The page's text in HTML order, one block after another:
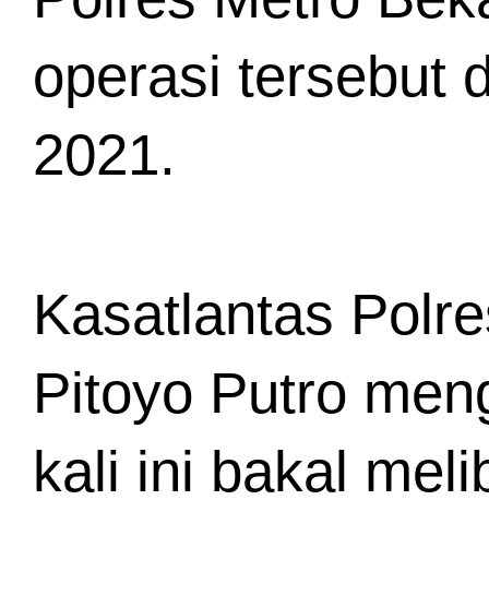
operasi tersebut
2021.
Kasatlantas
Pitoyo Putro
kali ini bakal